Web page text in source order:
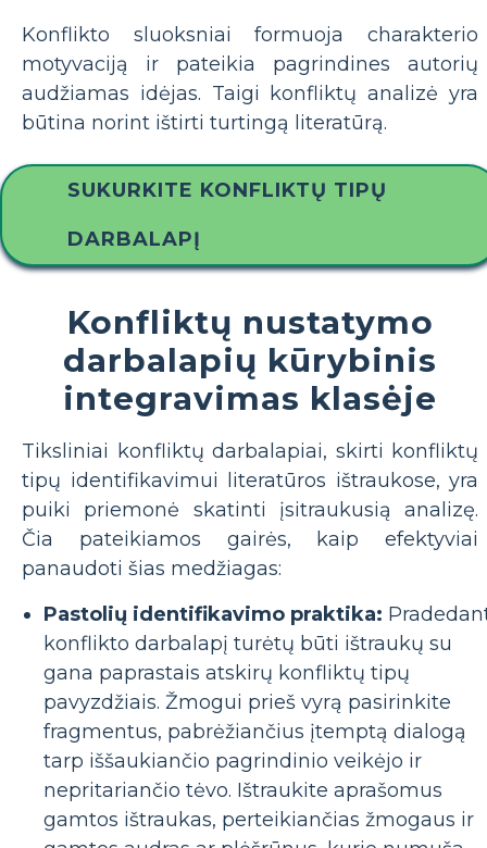
Konflikto sluoksniai formuoja charakterio
motyvaciją ir pateikia pagrindines autorių
audžiamas idėjas. Taigi konfliktų analizė yra
būtina norint ištirti turtingą literatūrą.
SUKURKITE KONFLIKTŲ TIPŲ
DARBALAPĮ
Konfliktų nustatymo
darbalapių kūrybinis
integravimas klasėje
Tiksliniai konfliktų darbalapiai, skirti konfliktų
tipų identifikavimui literatūros ištraukose, yra
puiki priemonė skatinti įsitraukusią analizę.
Čia pateikiamos gairės, kaip efektyviai
panaudoti šias medžiagas:
Pastolių identifikavimo praktika:
konflikto darbalapį turėtų būti ištraukų su
gana paprastais atskirų konfliktų tipų
pavyzdžiais. Žmogui prieš vyrą pasirinkite
fragmentus, pabrėžiančius įtemptą dialogą
tarp iššaukiančio pagrindinio veikėjo ir
nepritariančio tėvo. Ištraukite aprašomus
gamtos ištraukas, perteikiančias žmogaus ir